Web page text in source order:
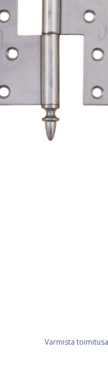
Varmista